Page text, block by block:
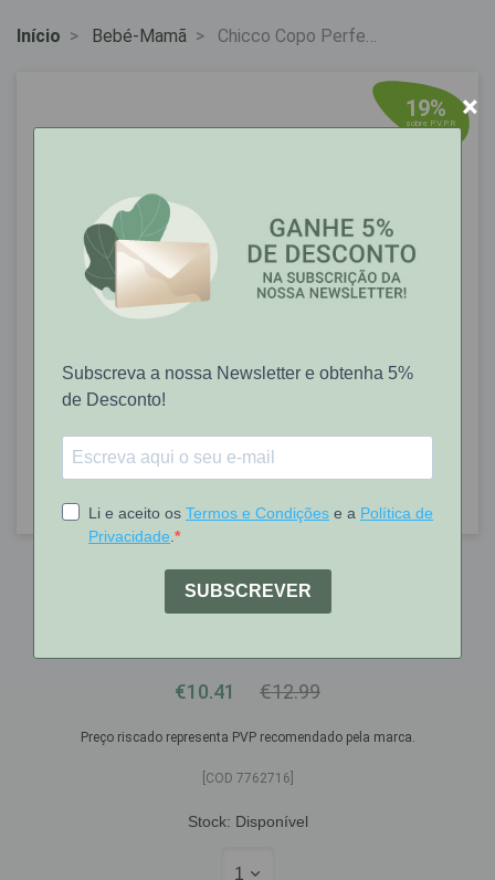
Início Bebé-Mamã
19%
sobre P.V.P.R
Chicco Copo Perfect 360 - 200ml -
€10.41 €12.99
Preço riscado representa PVP recomendado pela marca.
[COD 7762716]
Stock: Disponível
1
×